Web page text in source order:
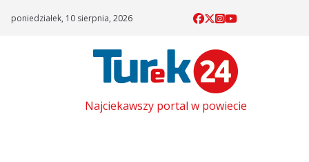
poniedziałek, 10 sierpnia, 2026
Najciekawszy portal w powiecie